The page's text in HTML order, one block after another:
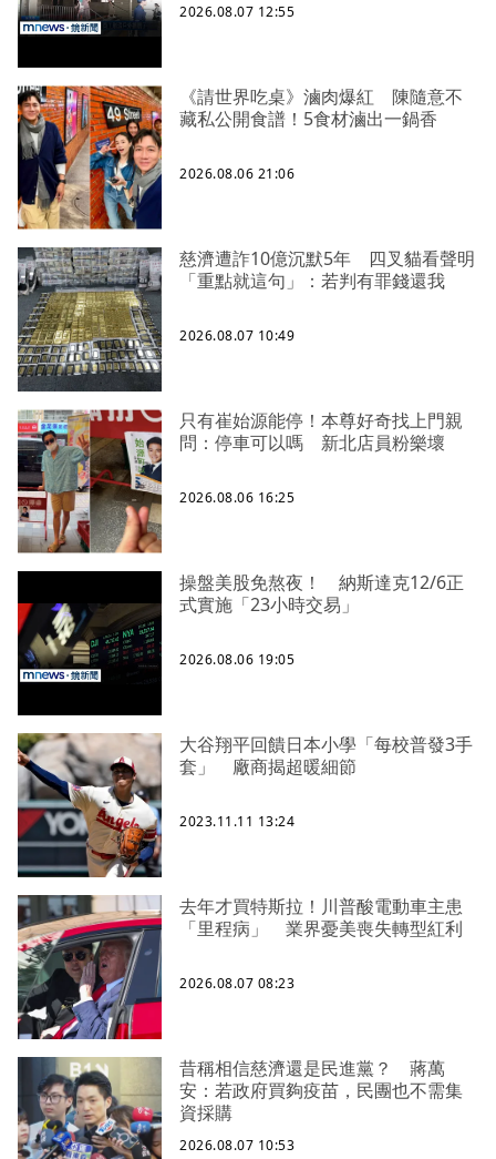
2026.08.07 12:55
《請世界吃桌》滷肉爆紅 陳隨意不
藏私公開食譜！5食材滷出一鍋香
2026.08.06 21:06
慈濟遭詐10億沉默5年 四叉貓看聲明
「重點就這句」：若判有罪錢還我
2026.08.07 10:49
只有崔始源能停！本尊好奇找上門親
問：停車可以嗎 新北店員粉樂壞
2026.08.06 16:25
操盤美股免熬夜！ 納斯達克12/6正
式實施「23小時交易」
2026.08.06 19:05
大谷翔平回饋日本小學「每校普發3手
套」 廠商揭超暖細節
2023.11.11 13:24
去年才買特斯拉！川普酸電動車主患
「里程病」 業界憂美喪失轉型紅利
2026.08.07 08:23
昔稱相信慈濟還是民進黨？ 蔣萬
安：若政府買夠疫苗，民團也不需集
資採購
2026.08.07 10:53